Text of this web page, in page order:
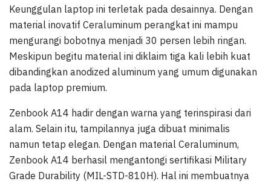
Keunggulan laptop ini terletak pada desainnya. Dengan
material inovatif Ceraluminum perangkat ini mampu
mengurangi bobotnya menjadi 30 persen lebih ringan.
Meskipun begitu material ini diklaim tiga kali lebih kuat
dibandingkan anodized aluminum yang umum digunakan
pada laptop premium.
Zenbook A14 hadir dengan warna yang terinspirasi dari
alam. Selain itu, tampilannya juga dibuat minimalis
namun tetap elegan. Dengan material Ceraluminum,
Zenbook A14 berhasil mengantongi sertifikasi Military
Grade Durability (MIL-STD-810H). Hal ini membuatnya